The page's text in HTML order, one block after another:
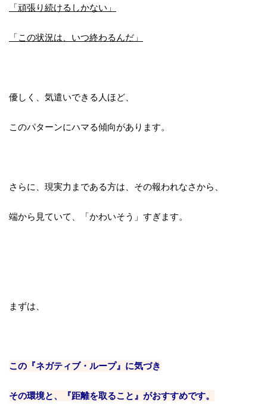
「頑張り続けるしかない」
「この状況は、いつ終わるんだ」
優しく、気遣いできる人ほど、
このパターンにハマる傾向があります。
さらに、現実力まである方は、 その報われなさから、
端から見ていて、「かわいそう」すぎます。
まずは、
この『ネガティブ・ループ』に気づき
その環境と、『距離を取ること』がおすすめです。